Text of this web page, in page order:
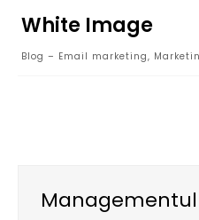
content
White Image
Blog – Email marketing,